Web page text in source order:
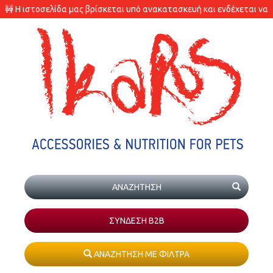
🚧 Η ιστοσελίδα μας βρίσκεται υπό ανακατασκευή και ενδέχεται να
υπάρχουν διαφορές στις διαθεσιμότητες των προϊόντων.
ΣΥΝΔΕΣΗ Β2Β
ΑΝΑΖΗΤΗΣΗ ΜΕ ΦΙΛΤΡΑ